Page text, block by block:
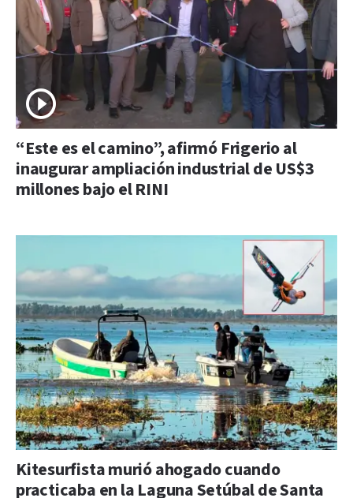
“Este es el camino”, afirmó Frigerio al
inaugurar ampliación industrial de US$3
millones bajo el RINI
Kitesurfista murió ahogado cuando
practicaba en la Laguna Setúbal de Santa